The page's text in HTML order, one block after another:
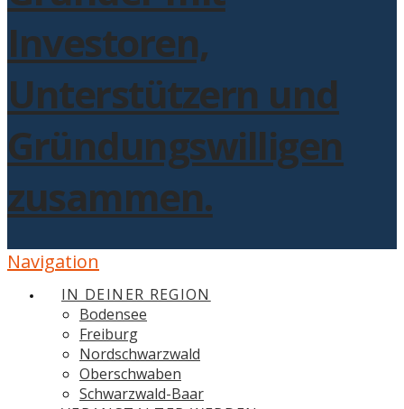
Navigation
IN DEINER REGION
Bodensee
Freiburg
Nordschwarzwald
Oberschwaben
Schwarzwald-Baar